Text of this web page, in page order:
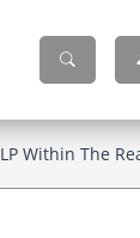
LP Within The